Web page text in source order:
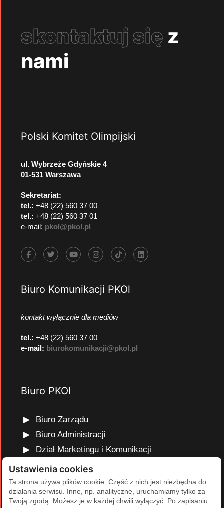
skontaktuj się z
nami
Polski Komitet Olimpijski
ul. Wybrzeże Gdyńskie 4
01-531 Warszawa
Sekretariat:
tel.: +48 (22) 560 37 00
tel.: +48 (22) 560 37 01
e-mail: pkol@pkol.pl
Biuro Komunikacji PKOl
kontakt wyłącznie dla mediów
tel.: +48 (22) 560 37 00
e-mail: biurokomunikacji@pkol.pl
Biuro PKOl
Biuro Zarządu
Biuro Administracji
Dział Marketingu i Komunikacji
Dział Edukacji Olimpijskiej
Dział Finansów i Kadr
Dział Projektów Olimpijskich
Ustawienia cookies
Ta strona używa plików cookie. Część z nich jest niezbędna do
działania serwisu. Inne, np. analityczne, uruchamiamy tylko za
Twoją zgodą. Możesz je w każdej chwili wyłączyć. Po zapisaniu